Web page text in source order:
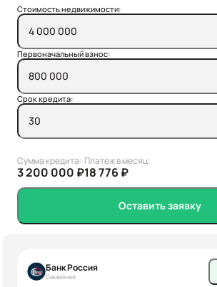
Стоимость недвижимости:
Первоначальный взнос:
Срок кредита:
Сумма кредита:
3 200 000 ₽
Платеж в месяц:
18 776 ₽
Оставить заявку
Банк Россия
Семейная